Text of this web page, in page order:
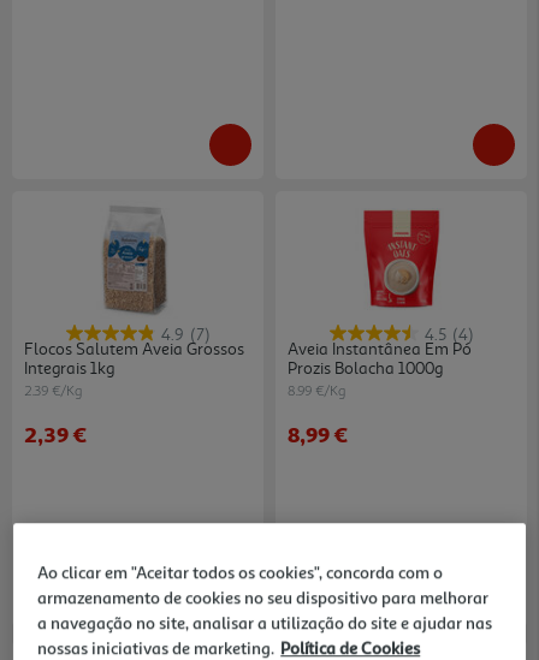
4.9 (7)
Flocos Salutem Aveia Grossos
Integrais 1kg
2.39 €/Kg
2,39 €
4.5 (4)
Aveia Instantânea Em Pó
Prozis Bolacha 1000g
8.99 €/Kg
8,99 €
Ao clicar em "Aceitar todos os cookies", concorda com o
armazenamento de cookies no seu dispositivo para melhorar
a navegação no site, analisar a utilização do site e ajudar nas
nossas iniciativas de marketing. Política de Cookies